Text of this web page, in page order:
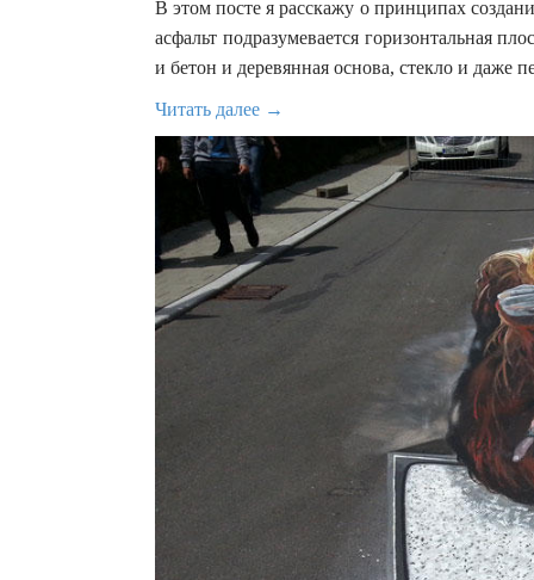
В этом посте я расскажу о принципах
асфальт подразумевается горизонтальная
и бетон и деревянная основа, стекло и даже
Читать далее →